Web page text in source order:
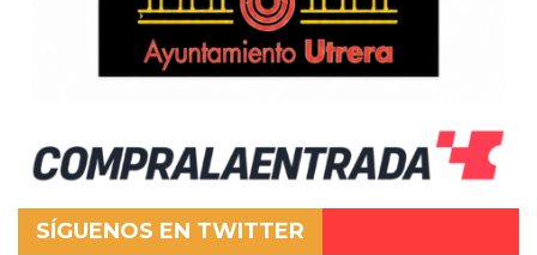
SÍGUENOS EN TWITTER